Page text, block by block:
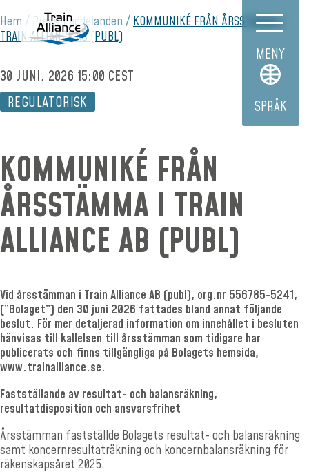
MENY
SPRÅK
Hem Pressmeddelanden
KOMMUNIKÉ FRÅN ÅRSSTÄMMA I
TRAIN ALLIANCE AB (PUBL)
30 JUNI, 2026 15:00 CEST
REGULATORISK
KOMMUNIKÉ FRÅN
ÅRSSTÄMMA I TRAIN
ALLIANCE AB (PUBL)
Vid årsstämman i Train Alliance AB (publ), org.nr 556785-5241,
(”Bolaget”) den 30 juni 2026 fattades bland annat följande
beslut. För mer detaljerad information om innehållet i besluten
hänvisas till kallelsen till årsstämman som tidigare har
publicerats och finns tillgängliga på Bolagets hemsida,
www.trainalliance.se.
Fastställande av resultat- och balansräkning,
resultatdisposition och ansvarsfrihet
Årsstämman fastställde Bolagets resultat- och balansräkning
samt koncernresultaträkning och koncernbalansräkning för
räkenskapsåret 2025.